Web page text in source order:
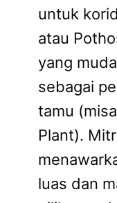
untuk
atau
yang
sebagai
tamu
Plant).
luas dan